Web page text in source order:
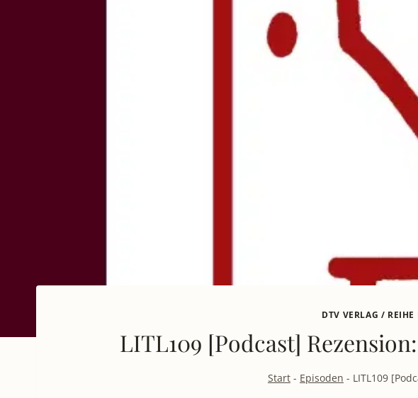
DTV VERLAG / REIHE
LITL109 [Podcast]
Start - Episoden - LITL109